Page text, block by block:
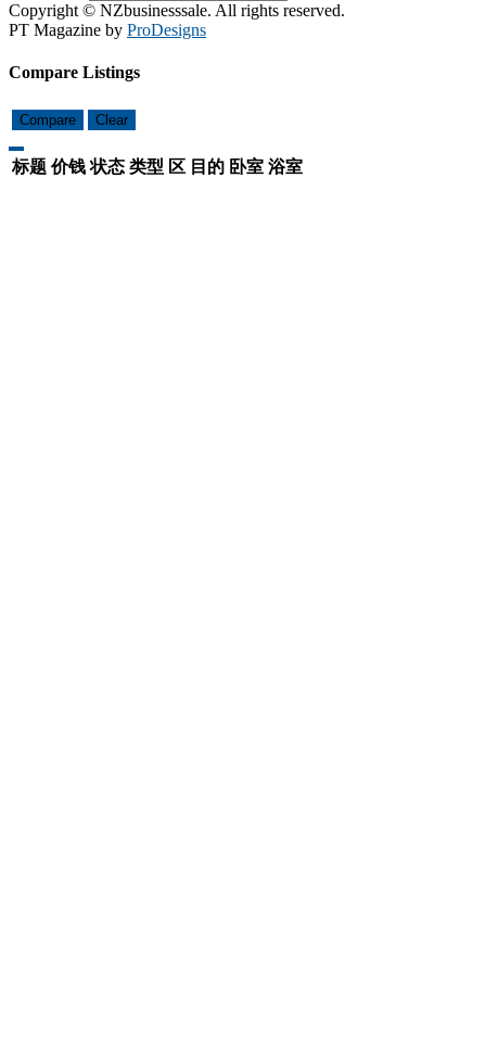
Copyright © NZbusinesssale. All rights reserved.
PT Magazine by ProDesigns
Compare Listings
Compare Clear
标题 价钱 状态 类型 区 目的 卧室 浴室